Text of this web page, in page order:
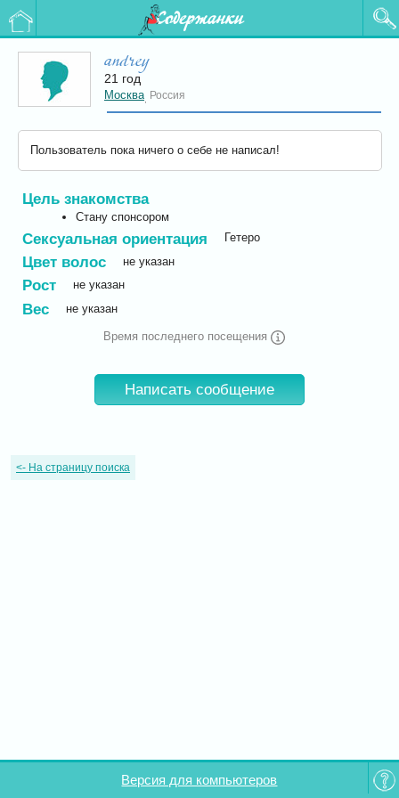
Содержанки
andrey
21 год
Москва Россия
Пользователь пока ничего о себе не написал!
Цель знакомства
Стану спонсором
Сексуальная ориентация Гетеро
Цвет волос не указан
Рост не указан
Вес не указан
Время последнего посещения
Написать сообщение
<- На страницу поиска
Версия для компьютеров